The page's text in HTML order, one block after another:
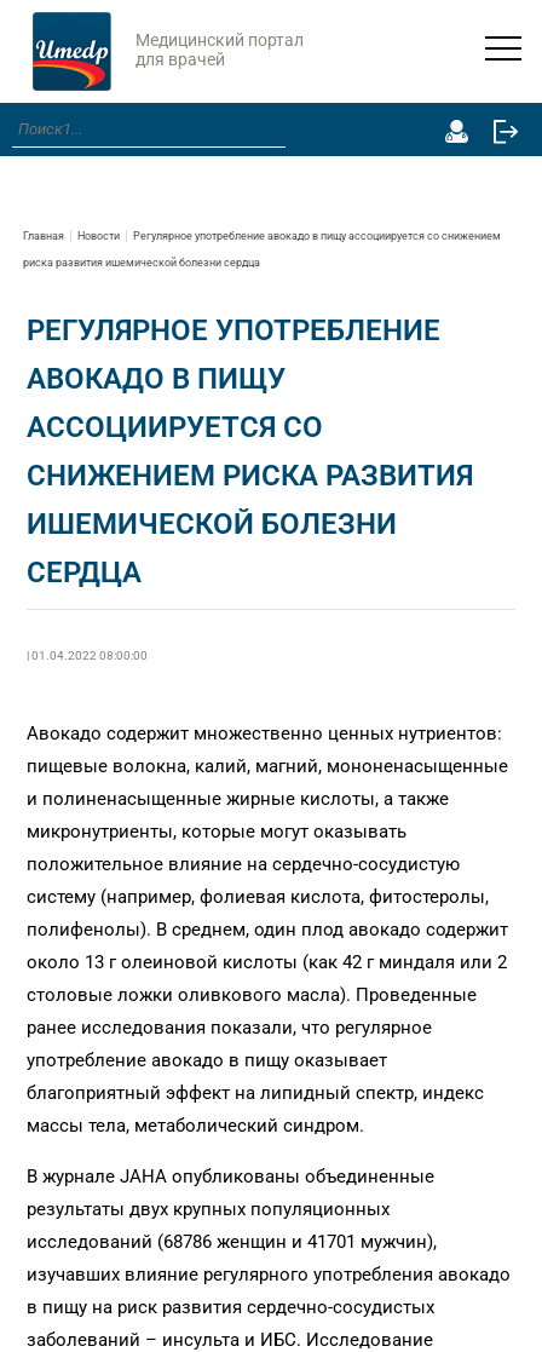
Медицинский портал
для врачей
Главная Новости Регулярное употребление авокадо в пищу ассоциируется со снижением
риска развития ишемической болезни сердца
РЕГУЛЯРНОЕ УПОТРЕБЛЕНИЕ
АВОКАДО В ПИЩУ
АССОЦИИРУЕТСЯ СО
СНИЖЕНИЕМ РИСКА РАЗВИТИЯ
ИШЕМИЧЕСКОЙ БОЛЕЗНИ
СЕРДЦА
| 01.04.2022 08:00:00
Авокадо содержит множественно ценных нутриентов:
пищевые волокна, калий, магний, мононенасыщенные
и полиненасыщенные жирные кислоты, а также
микронутриенты, которые могут оказывать
положительное влияние на сердечно-сосудистую
систему (например, фолиевая кислота, фитостеролы,
полифенолы). В среднем, один плод авокадо содержит
около 13 г олеиновой кислоты (как 42 г миндаля или 2
столовые ложки оливкового масла). Проведенные
ранее исследования показали, что регулярное
употребление авокадо в пищу оказывает
благоприятный эффект на липидный спектр, индекс
массы тела, метаболический синдром.
В журнале JAHA опубликованы объединенные
результаты двух крупных популяционных
исследований (68786 женщин и 41701 мужчин),
изучавших влияние регулярного употребления авокадо
в пищу на риск развития сердечно-сосудистых
заболеваний – инсульта и ИБС. Исследование